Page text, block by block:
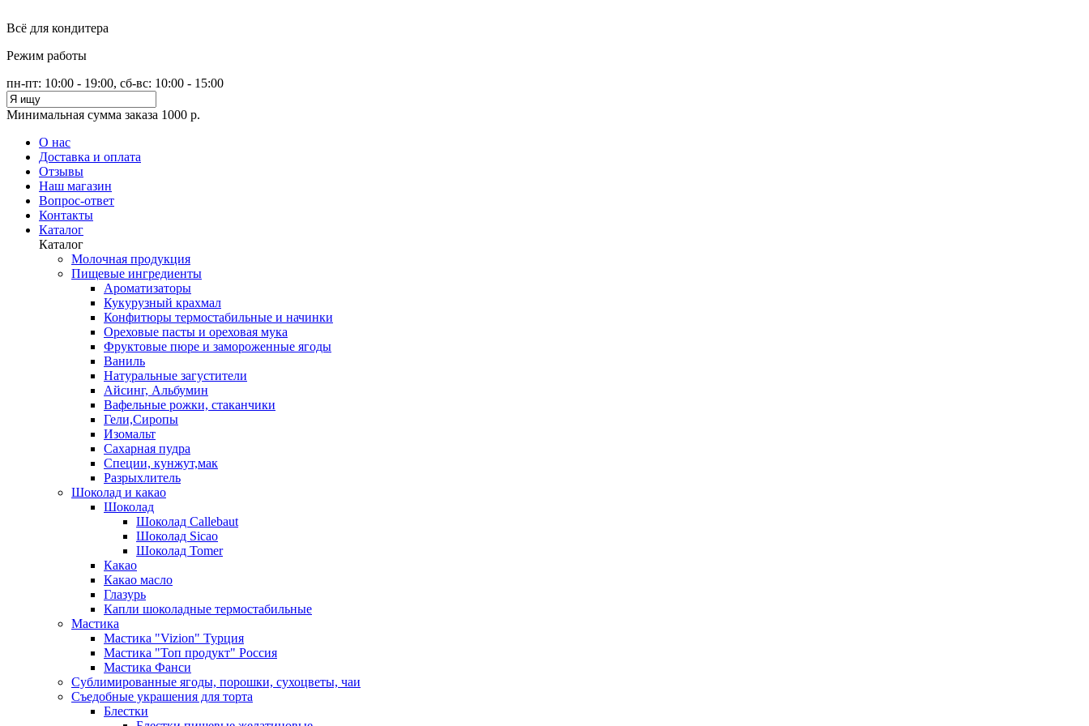
Всё для кондитера
Режим работы
пн-пт: 10:00 - 19:00, сб-вс: 10:00 - 15:00
Минимальная сумма заказа 1000 р.
О нас
Доставка и оплата
Отзывы
Наш магазин
Вопрос-ответ
Контакты
Каталог
Каталог
Молочная продукция
Пищевые ингредиенты
Ароматизаторы
Кукурузный крахмал
Конфитюры термостабильные и начинки
Ореховые пасты и ореховая мука
Фруктовые пюре и замороженные ягоды
Ваниль
Натуральные загустители
Айсинг, Альбумин
Вафельные рожки, стаканчики
Гели,Сиропы
Изомальт
Сахарная пудра
Специи, кунжут,мак
Разрыхлитель
Шоколад и какао
Шоколад
Шоколад Callebaut
Шоколад Sicao
Шоколад Tomer
Какао
Какао масло
Глазурь
Капли шоколадные термостабильные
Мастика
Мастика "Vizion" Турция
Мастика "Топ продукт" Россия
Мастика Фанси
Сублимированные ягоды, порошки, сухоцветы, чаи
Съедобные украшения для торта
Блестки